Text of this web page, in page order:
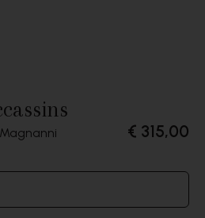
Magnanni € 315,00